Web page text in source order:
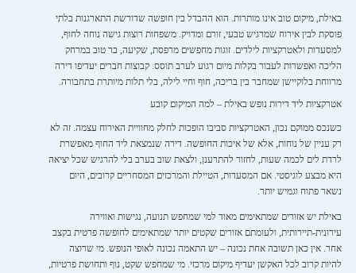
באילת, מיקום טוב אינו מותרות. הוא ההבדל בין חופשה שדורשת התארגנות בלתי
פוסקת לבין אירוח שמרגיש טבעי, זורם ומדויק. משפחות רוצות גישה נוחה לחוף,
למסעדות ולאטרקציות לילדים. זוגות מחפשים מרפסת, שקיעה, בר טוב במרחק
הליכה ואפשרות לעבור בקלות מיום רגוע לערב תוסס. קבוצות חברים יעדיפו דירה
מרווחת בלוקיישן שמחבר בין בריכה, חוף וחיי לילה, בלי תלות מיותרת בתחבורה.
אטרקציות ליד דירות נופש באילת – למה המיקום קובע
כשנכס ממוקם נכון, האטרקציות סביבו הופכות לחלק מחוויית האירוח עצמה. זה לא
רק עניין של נוחות, אלא של איכות החופשה. דירה שנמצאת ליד החוף מאפשרת
לרדת לים לכמה שעות, לחזור להתרענן, ולצאת שוב בערב בלי להרגיש שכל יציאה
היא מבצע לוגיסטי. אם המסעדות, הטיילת והמרכזים המסחריים קרובים, היום
נשאר פתוח וגמיש יותר.
באילת יש אזורים שמתאימים מאוד למי שמחפש תנועה, נגישות ואווירה
עירונית-תיירותית, ולעומתם אזורים שקטים יותר שמתאימים לחופשה פרטית בקצב
אחר. אין כאן תשובה אחת נכונה – יש התאמה נכונה לאופי הנופש. מי שרוצה
להיות קרוב לכל האקשן יעדיף מיקום מרכזי. מי שמחפש שקט, נוף ותחושת פרטיות,